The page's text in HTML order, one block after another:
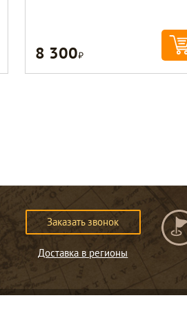
8 300Р
Заказать звонок
Доставка в регионы